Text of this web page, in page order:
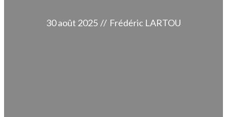
30 août 2025 // Frédéric LARTOU